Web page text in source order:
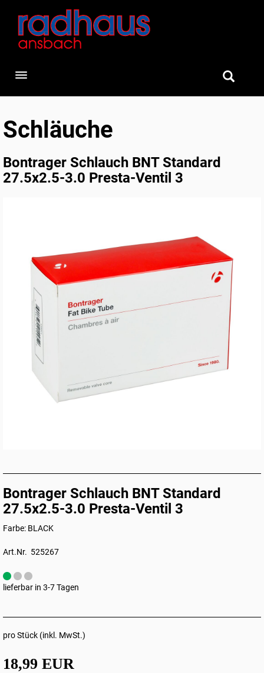
Toggle navigation
Schläuche
Bontrager Schlauch BNT Standard
27.5x2.5-3.0 Presta-Ventil 3
Bontrager Schlauch BNT Standard
27.5x2.5-3.0 Presta-Ventil 3
Farbe: BLACK
Art.Nr. 525267
lieferbar in 3-7 Tagen
pro Stück (inkl. MwSt.)
18,99 EUR